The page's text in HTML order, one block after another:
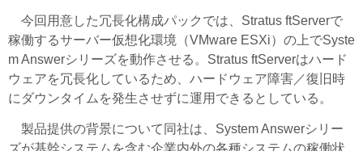
今回用意した冗長化構成パックでは、Stratus ftServerで
稼働するサーバー仮想化環境（VMware ESXi）の上でSyste
m Answerシリーズを動作させる。Stratus ftServerはハード
ウェアを冗長化しているため、ハードウェア障害／復旧時
にダウンタイムを発生させずに運用できるとしている。
製品提供の背景について同社は、System Answerシリー